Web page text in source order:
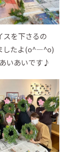
スを下さるの
したよ(o^―^o)
いあいです♪